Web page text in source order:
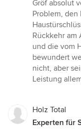
Gröf absolut
Problem,
Rückkehr am
und die vom
bewundert
nicht, aber
Leistung
Holz Total
Experten für